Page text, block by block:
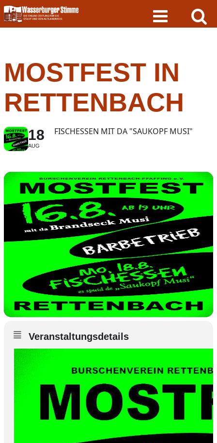
Skip
to
content
MOSTFEST IN
RETTENBACH
18
AUG
FISCHESSEN MIT DA "SAUKOPF MUSI"
Veranstaltungsdetails